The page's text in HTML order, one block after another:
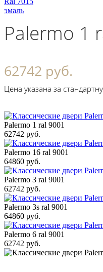
эмаль
Palermo 1
62742 руб.
Цена указана за
Palermo 1 ral 9001
62742 руб.
Palermo 16 ral 9001
64860 руб.
Palermo 3 ral 9001
62742 руб.
Palermo 3s ral 9001
64860 руб.
Palermo 6 ral 9001
62742 руб.